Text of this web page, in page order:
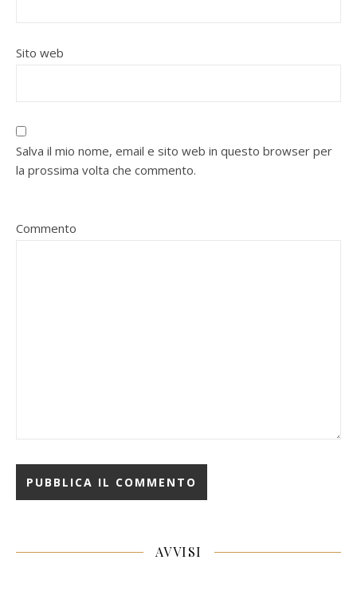
Sito web
Salva il mio nome, email e sito web in questo browser per
la prossima volta che commento.
Commento
AVVISI